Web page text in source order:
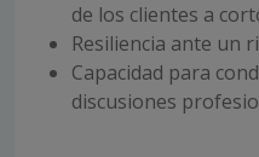
de los clientes a
Resiliencia ante un
Capacidad para
discusiones